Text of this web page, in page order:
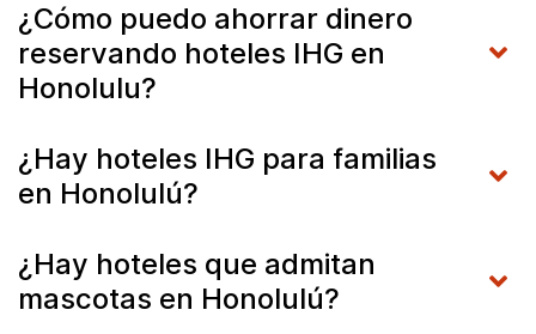
¿Cómo puedo ahorrar dinero
reservando hoteles IHG en
Honolulu?
¿Hay hoteles IHG para familias
en Honolulú?
¿Hay hoteles que admitan
mascotas en Honolulú?